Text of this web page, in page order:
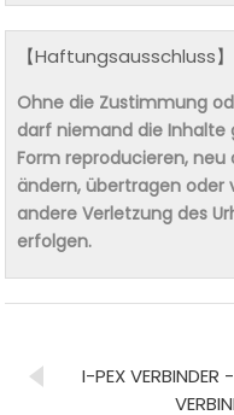
【Haftungsausschluss】
Ohne die Zustimmung
darf niemand die Inhalte
Form reproducieren, neu
ändern, übertragen
andere Verletzung des
erfolgen.
I-PEX